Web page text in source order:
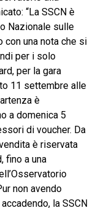
“La SSCN è
Nazionale sulle
una nota che si
per i solo
per la gara
11 settembre alle
è
a domenica 5
di voucher. Da
è riservata
fino a una
non avendo
la SSCN